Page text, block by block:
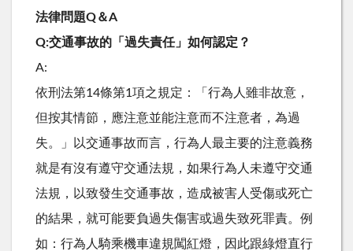
法律問題Q＆A
Q:交通事故的「過失責任」如何認定？
A:
依刑法第14條第1項之規定：「行為人雖非故意，
但按其情節，應注意並能注意而不注意者，為過
失。」以交通事故而言，行為人最主要的注意義務
就是有沒有遵守交通法規，如果行為人未遵守交通
法規，以致發生交通事故，造成被害人受傷或死亡
的結果，就可能要負過失傷害或過失致死罪責。例
如：行為人騎乘機車違規闖紅燈，因此跟綠燈直行